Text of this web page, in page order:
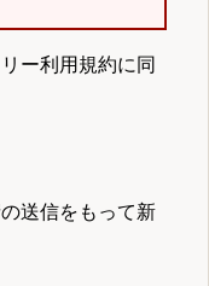
ー利用規約に同
送信をもって新